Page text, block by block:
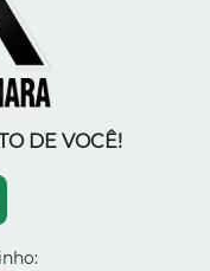
DE VOCÊ!